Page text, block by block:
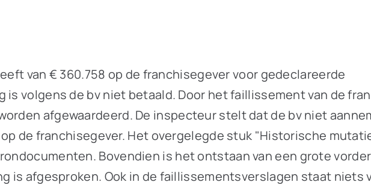
van € 360.758 op de franchisegever voor gedeclareerde
volgens de bv niet betaald. Door het faillissement van de
afgewaardeerd. De inspecteur stelt dat de bv niet
de franchisegever. Het overgelegde stuk "Historische
Bovendien is het ontstaan van een grote
is afgesproken. Ook in de faillissementsverslagen staat niets